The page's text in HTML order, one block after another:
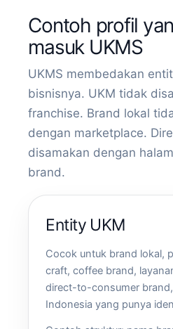
Contoh profil
masuk UKMS
UKMS membedakan
bisnisnya. UKM tidak
franchise. Brand lokal
dengan marketplace.
disamakan dengan
brand.
Entity UKM
Cocok untuk brand lokal,
craft, coffee brand,
direct-to-consumer
Indonesia yang punya